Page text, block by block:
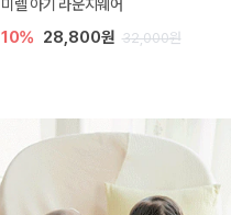
미렐 아기 라운지웨어
10% 28,800원 32,000원